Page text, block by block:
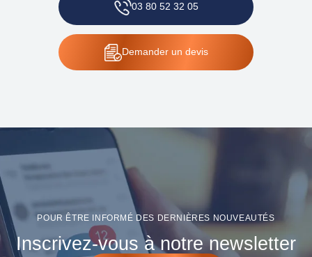
03 80 52 32 05
Demanderun devis
POUR ÊTRE INFORMÉ DES DERNIÈRES NOUVEAUTÉS
Inscrivez-vous à notre newsletter